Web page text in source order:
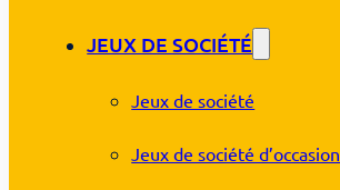
JEUX DE SOCIÉTÉ
Jeux de société
Jeux de société d’occasion